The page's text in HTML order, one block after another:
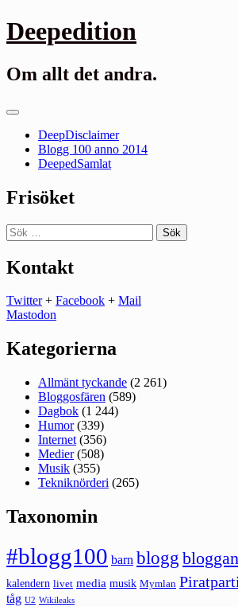
Gå
till
Deepedition
Om allt det andra.
Primär
DeepDisclaimer
Blogg 100 anno 2014
DeepedSamlat
Frisöket
Sök
efter:
Kontakt
Twitter+ Facebook + Mail
Mastodon
Kategorierna
Allmänt tyckande (2 261)
Bloggosfären (589)
Dagbok (1 244)
Humor(339)
Internet (356)
Medier(508)
Musik (355)
Tekniknörderi (265)
Taxonomin
#blogg100 barn blogg
kalendern livet media musik Mymlan
tåg U2 Wikileaks